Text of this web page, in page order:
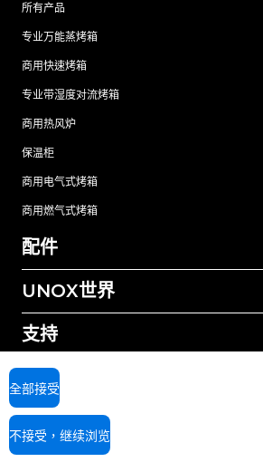
所有产品
专业万能蒸烤箱
商用快速烤箱
专业带湿度对流烤箱
商用热风炉
保温柜
商用电气式烤箱
商用燃气式烤箱
配件
所有配件
手动清洗清洁剂
树脂过滤水处理
反渗透水处理
UNOX世界
我们在全球的办事处
支持
UNOX质保
查找经销商
查找服务中心
AI Content Disclaimer
全部接受
不接受，继续浏览